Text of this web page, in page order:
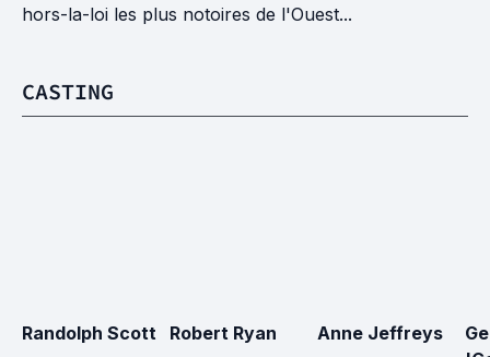
hors-la-loi les plus notoires de l'Ouest...
CASTING
Randolph Scott
Robert Ryan
Anne Jeffreys